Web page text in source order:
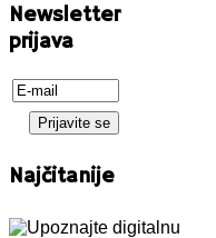
Newsletter
prijava
Najčitanije